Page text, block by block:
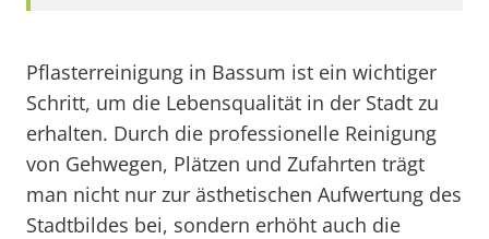
Pflasterreinigung in Bassum ist ein wichtiger
Schritt, um die Lebensqualität in der Stadt zu
erhalten. Durch die professionelle Reinigung
von Gehwegen, Plätzen und Zufahrten trägt
man nicht nur zur ästhetischen Aufwertung des
Stadtbildes bei, sondern erhöht auch die